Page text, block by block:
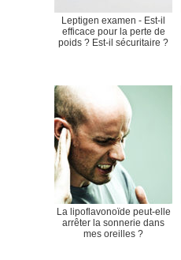
Leptigen examen - Est-il
efficace pour la perte de
poids ? Est-il sécuritaire ?
La lipoflavonoïde peut-elle
arrêter la sonnerie dans
mes oreilles ?